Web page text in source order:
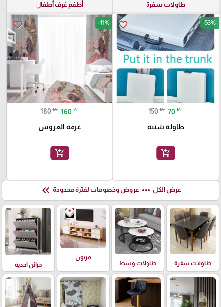
طاولات سفرة
favorite_border -53%
150 ₪ 70 ₪
طاولة شنتة
add_shopping_cart
أطقم غرف أطفال
favorite_border -11%
180 ₪ 160 ₪
غرفة العروس
add_shopping_cart
عرض الكل more_horiz عروض وخصومات لفترة محدودة keyboard_double_arrow_left
طاولات سفرة طاولات وسط
مزنون
خزائن احذية